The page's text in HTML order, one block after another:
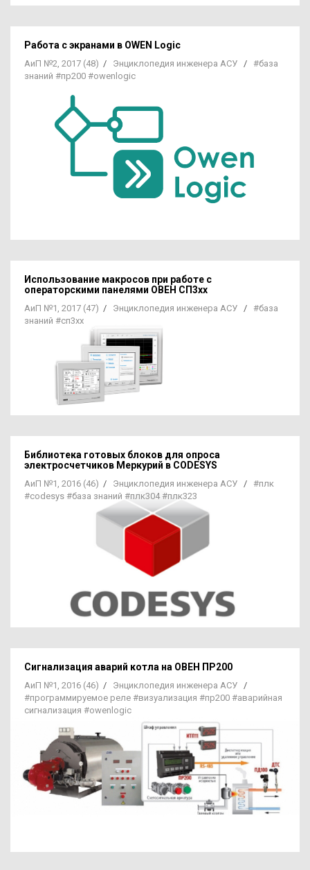
Работа с экранами в OWEN Logic
АиП №2, 2017 (48) / Энциклопедия инженера АСУ / #база
знаний #пр200 #owenlogic
Использование макросов при работе с
операторскими панелями ОВЕН СП3хх
АиП №1, 2017 (47) / Энциклопедия инженера АСУ / #база
знаний #сп3хх
Библиотека готовых блоков для опроса
электросчетчиков Меркурий в CODESYS
АиП №1, 2016 (46) / Энциклопедия инженера АСУ / #плк
#codesys #база знаний #плк304 #плк323
Сигнализация аварий котла на ОВЕН ПР200
АиП №1, 2016 (46) / Энциклопедия инженера АСУ /
#программируемое реле #визуализация #пр200 #аварийная
сигнализация #owenlogic